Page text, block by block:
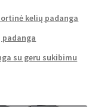
kelių padanga
padanga
su geru sukibimu